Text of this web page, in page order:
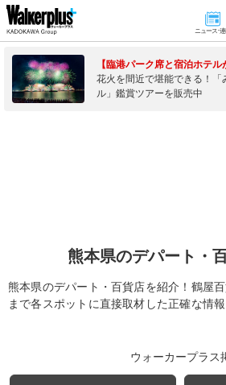
ニュース･
【臨港パーク席と宿泊ホテル
花火を間近で堪能できる！
ル」鑑賞ツアーを販売中
熊本県のデパート・
熊本県のデパート・百貨店を紹介！鶴屋
まで各スポットに直接取材した正確な情報
ウォーカープラス